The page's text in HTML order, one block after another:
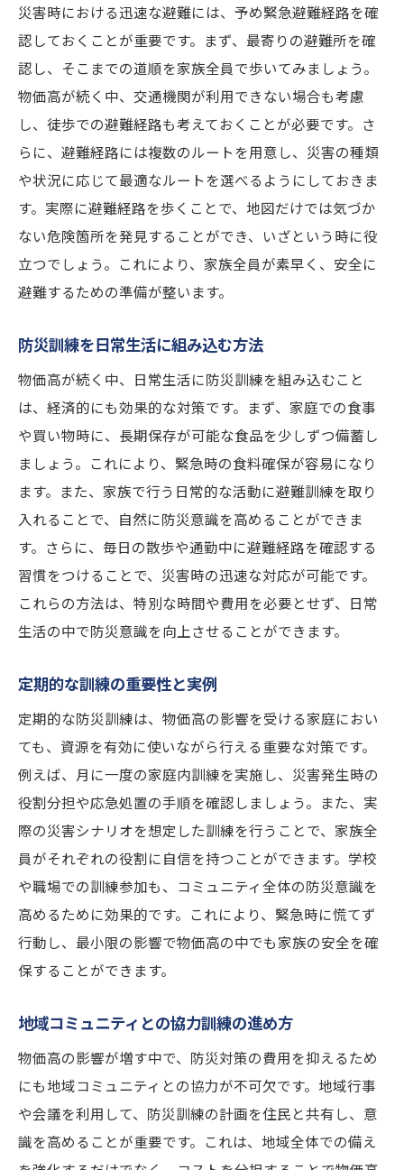
災害時における迅速な避難には、予め緊急避難経路を確
認しておくことが重要です。まず、最寄りの避難所を確
認し、そこまでの道順を家族全員で歩いてみましょう。
物価高が続く中、交通機関が利用できない場合も考慮
し、徒歩での避難経路も考えておくことが必要です。さ
らに、避難経路には複数のルートを用意し、災害の種類
や状況に応じて最適なルートを選べるようにしておきま
す。実際に避難経路を歩くことで、地図だけでは気づか
ない危険箇所を発見することができ、いざという時に役
立つでしょう。これにより、家族全員が素早く、安全に
避難するための準備が整います。
防災訓練を日常生活に組み込む方法
物価高が続く中、日常生活に防災訓練を組み込むこと
は、経済的にも効果的な対策です。まず、家庭での食事
や買い物時に、長期保存が可能な食品を少しずつ備蓄し
ましょう。これにより、緊急時の食料確保が容易になり
ます。また、家族で行う日常的な活動に避難訓練を取り
入れることで、自然に防災意識を高めることができま
す。さらに、毎日の散歩や通勤中に避難経路を確認する
習慣をつけることで、災害時の迅速な対応が可能です。
これらの方法は、特別な時間や費用を必要とせず、日常
生活の中で防災意識を向上させることができます。
定期的な訓練の重要性と実例
定期的な防災訓練は、物価高の影響を受ける家庭におい
ても、資源を有効に使いながら行える重要な対策です。
例えば、月に一度の家庭内訓練を実施し、災害発生時の
役割分担や応急処置の手順を確認しましょう。また、実
際の災害シナリオを想定した訓練を行うことで、家族全
員がそれぞれの役割に自信を持つことができます。学校
や職場での訓練参加も、コミュニティ全体の防災意識を
高めるために効果的です。これにより、緊急時に慌てず
行動し、最小限の影響で物価高の中でも家族の安全を確
保することができます。
地域コミュニティとの協力訓練の進め方
物価高の影響が増す中で、防災対策の費用を抑えるため
にも地域コミュニティとの協力が不可欠です。地域行事
や会議を利用して、防災訓練の計画を住民と共有し、意
識を高めることが重要です。これは、地域全体での備え